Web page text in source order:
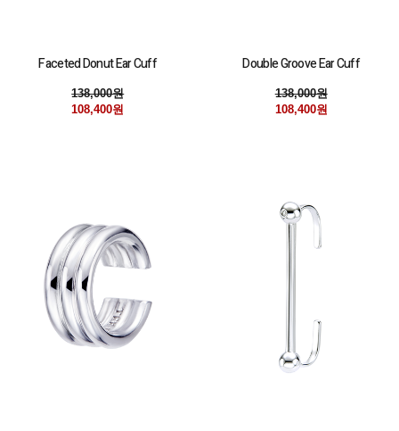
Faceted Donut Ear Cuff
138,000원
108,400원
Double Groove Ear Cuff
138,000원
108,400원